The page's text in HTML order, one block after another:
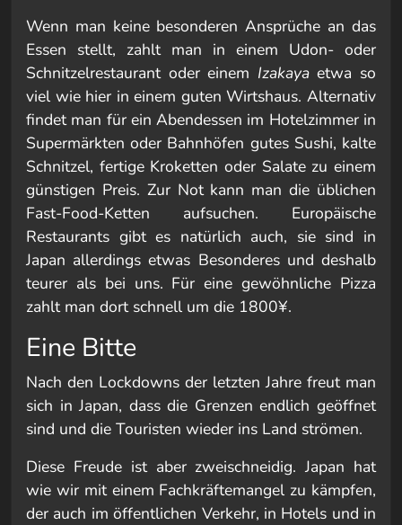
Wenn man keine besonderen Ansprüche an das
Essen stellt, zahlt man in einem Udon- oder
Schnitzelrestaurant oder einem Izakayaetwa so
viel wie hier in einem guten Wirtshaus. Alternativ
findet man für ein Abendessen im Hotelzimmer in
Supermärkten oder Bahnhöfen gutes Sushi, kalte
Schnitzel, fertige Kroketten oder Salate zu einem
günstigen Preis. Zur Not kann man die üblichen
Fast-Food-Ketten aufsuchen. Europäische
Restaurants gibt es natürlich auch, sie sind in
Japan allerdings etwas Besonderes und deshalb
teurer als bei uns. Für eine gewöhnliche Pizza
zahlt man dort schnell um die 1800¥.
Eine Bitte
Nach den Lockdowns der letzten Jahre freut man
sich in Japan, dass die Grenzen endlich geöffnet
sind und die Touristen wieder ins Land strömen.
Diese Freude ist aber zweischneidig. Japan hat
wie wir mit einem Fachkräftemangel zu kämpfen,
der auch im öffentlichen Verkehr, in Hotels und in